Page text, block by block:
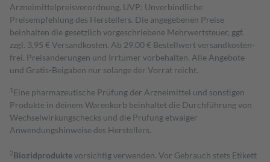
Arzneimittelpreisverordnung. UVP: Unverbindliche
Preisempfehlung des Herstellers. Die angegebenen Preise
beinhalten die gesetzlich vorgeschriebene Mehrwertsteuer, ggf.
zzgl. 3,95 € Versandkosten. Ab 29,00 € Bestell­wert versand­kosten­
frei. Preisänderungen und Irrtümer vorbehalten. Alle Angebote
und Gratis-Beigaben nur solange der Vorrat reicht.
1 Eine pharmazeutische Prüfung der Arzneimittel und sonstigen
Produkte in deinem Warenkorb beinhaltet die Durchführung von
Wechselwirkungschecks und die Prüfung etwaiger
Anwendungshinweise des Herstellers.
2Biozidproduktevorsichtig verwenden. Vor Gebrauch stets Etikett